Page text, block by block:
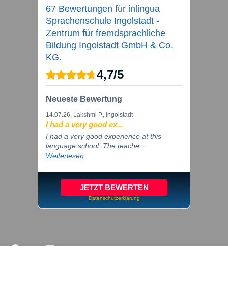
67 Bewertungen für inlingua
Sprachenschule Ingolstadt -
Zentrum für fremdsprachliche
Bildung Ingolstadt GmbH & Co.
KG.
4,7/5
Neueste Bewertung
14.07.26, Lakshmi P., Ingolstadt
I had a very good ex...
I had a very good experience at this
language school. The teache...
Weiterlesen
JETZT BEWERTEN
Datenschutzerklärung